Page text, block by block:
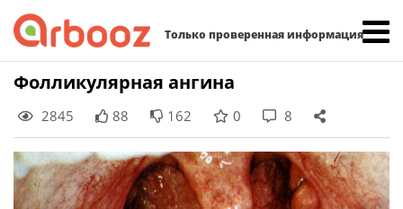
Только проверенная информация
Skip
content
Фолликулярная ангина
2845 88 162 0 8
Найти: